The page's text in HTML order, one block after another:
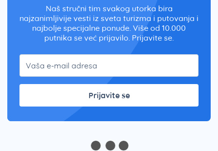
Naš stručni tim svakog utorka bira
najzanimljivije vesti iz sveta turizma i putovanja i
najbolje specijalne ponude. Više od 10.000
putnika se već prijavilo. Prijavite se.
Prijavite se